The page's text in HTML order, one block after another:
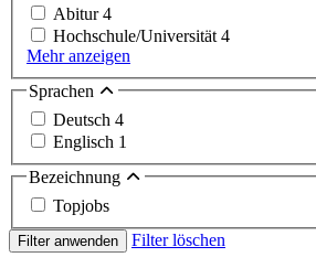
Abitur4
Hochschule/Universität4
Mehr anzeigen
Sprachen
Deutsch 4
Englisch 1
Bezeichnung
Topjobs
Filter anwenden Filter löschen